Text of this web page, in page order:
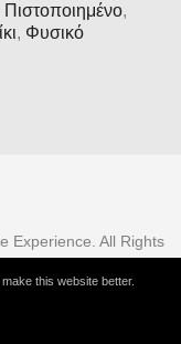
Πιστοποιημένο,
, Φυσικό
Experience. All Rights
this website better.